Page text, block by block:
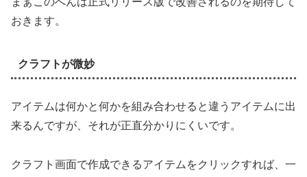
おきます。
クラフトが微妙
アイテムは何かと何かを組み合わせると違うアイテムに出
来るんですが、それが正直分かりにくいです。
クラフト画面で作成できるアイテムをクリックすれば、一